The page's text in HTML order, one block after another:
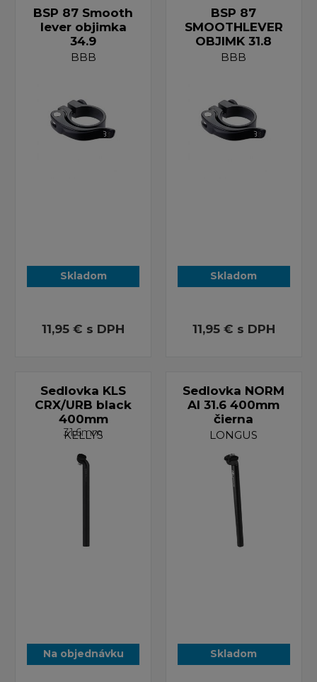
BSP 87 Smooth
lever objimka
34.9
BBB
Skladom
11,95 € s DPH
BSP 87
SMOOTHLEVER
OBJIMK 31.8
BBB
Skladom
11,95 € s DPH
Sedlovka KLS
CRX/URB black
400mm
31,6mm
KELLYS
Na objednávku
Sedlovka NORM
Al 31.6 400mm
čierna
LONGUS
Skladom